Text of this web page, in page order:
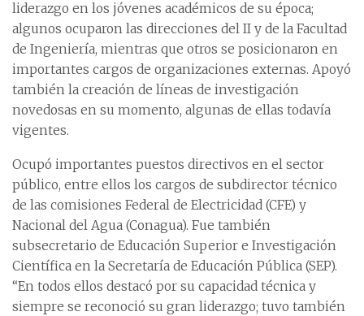
liderazgo en los jóvenes académicos de su época;
algunos ocuparon las direcciones del II y de la Facultad
de Ingeniería, mientras que otros se posicionaron en
importantes cargos de organizaciones externas. Apoyó
también la creación de líneas de investigación
novedosas en su momento, algunas de ellas todavía
vigentes.
Ocupó importantes puestos directivos en el sector
público, entre ellos los cargos de subdirector técnico
de las comisiones Federal de Electricidad (CFE) y
Nacional del Agua (Conagua). Fue también
subsecretario de Educación Superior e Investigación
Científica en la Secretaría de Educación Pública (SEP).
“En todos ellos destacó por su capacidad técnica y
siempre se reconoció su gran liderazgo; tuvo también